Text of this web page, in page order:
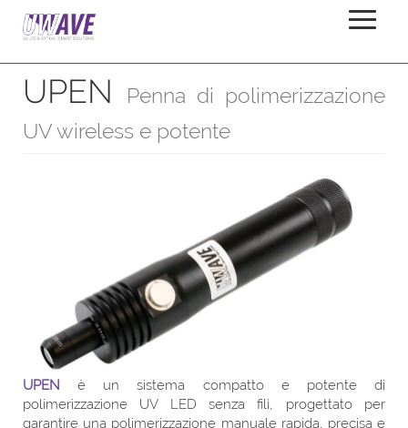
Casa Prodotti
UPEN
Penna di polimerizzazione
UV wireless e potente
UPEN è un sistema compatto e potente di
polimerizzazione UV LED senza fili, progettato per
garantire una polimerizzazione manuale rapida, precisa e